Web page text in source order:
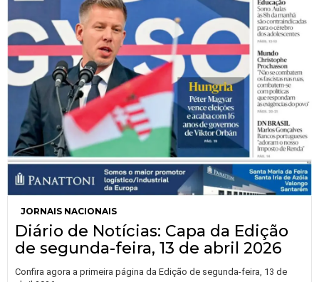
JORNAIS NACIONAIS
Diário de Notícias: Capa da Edição
de segunda-feira, 13 de abril 2026
Confira agora a primeira página da Edição de segunda-feira, 13 de